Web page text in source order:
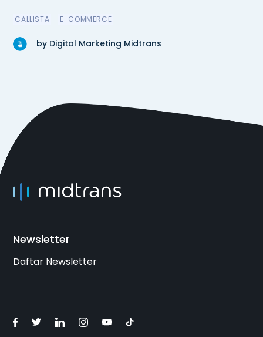
CALLISTA E-COMMERCE
by Digital Marketing Midtrans
Newsletter
Daftar Newsletter